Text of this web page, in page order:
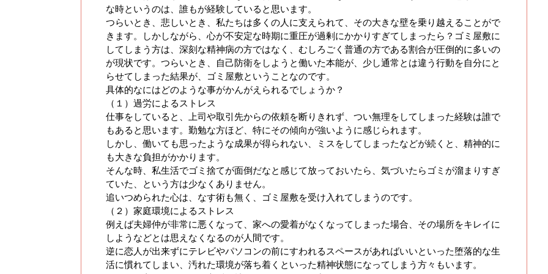
な時というのは、誰もが経験していると思います。
つらいとき、悲しいとき、私たちは多くの人に支えられて、その大きな壁を乗り越えることがで
きます。しかしながら、心が不安定な時期に重圧が過剰にかかりすぎてしまったら？ゴミ屋敷に
してしまう方は、深刻な精神病の方ではなく、むしろごく普通の方である割合が圧倒的に多いの
が現状です。つらいとき、自己防衛をしようと働いた本能が、少し通常とは違う行動を自分にと
らせてしまった結果が、ゴミ屋敷ということなのです。
具体的なにはどのような事がかんがえられるでしょうか？
（１）過労によるストレス
仕事をしていると、上司や取引先からの依頼を断りきれず、つい無理をしてしまった経験は誰で
もあると思います。勤勉な方ほど、特にその傾向が強いように感じられます。
しかし、働いても思ったような成果が得られない、ミスをしてしまったなどが続くと、精神的に
も大きな負担がかかります。
そんな時、私生活でゴミ捨てが面倒だなと感じて放っておいたら、気づいたらゴミが溜まりすぎ
ていた、という方は少なくありません。
追いつめられた心は、なす術も無く、ゴミ屋敷を受け入れてしまうのです。
（２）家庭環境によるストレス
例えば夫婦仲が非常に悪くなって、家への愛着がなくなってしまった場合、その場所をキレイに
しようなどとは思えなくなるのが人間です。
逆に恋人が出来ずにテレビやパソコンの前にすわれるスペースがあればいいといった堕落的な生
活に慣れてしまい、汚れた環境が落ち着くといった精神状態になってしまう方々もいます。